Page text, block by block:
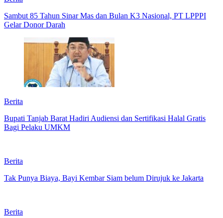
Sambut 85 Tahun Sinar Mas dan Bulan K3 Nasional, PT LPPPI
Gelar Donor Darah
Berita
Bupati Tanjab Barat Hadiri Audiensi dan Sertifikasi Halal Gratis
Bagi Pelaku UMKM
Berita
Tak Punya Biaya, Bayi Kembar Siam belum Dirujuk ke Jakarta
Berita